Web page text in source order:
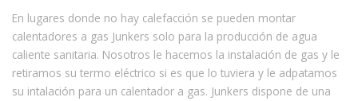
En lugares donde no hay calefacción se pueden montar
calentadores a gas Junkers solo para la producción de agua
caliente sanitaria. Nosotros le hacemos la instalación de gas y le
retiramos su termo eléctrico si es que lo tuviera y le adpatamos
su intalación para un calentador a gas. Junkers dispone de una